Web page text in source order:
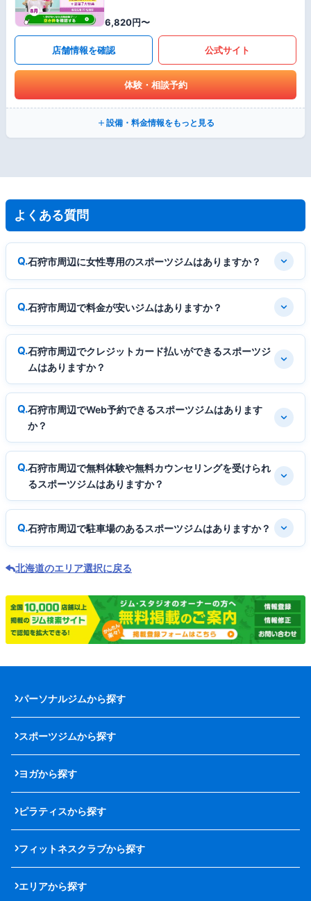
6,820円〜
店舗情報を確認 公式サイト
体験・相談予約
設備・料金情報をもっと見る
よくある質問
石狩市周辺に女性専用のスポーツジムはありますか？
石狩市周辺で料金が安いジムはありますか？
石狩市周辺でクレジットカード払いができるスポーツジ
ムはありますか？
石狩市周辺でWeb予約できるスポーツジムはあります
か？
石狩市周辺で無料体験や無料カウンセリングを受けられ
るスポーツジムはありますか？
石狩市周辺で駐車場のあるスポーツジムはありますか？
北海道のエリア選択に戻る
パーソナルジムから探す
スポーツジムから探す
ヨガから探す
ピラティスから探す
フィットネスクラブから探す
エリアから探す